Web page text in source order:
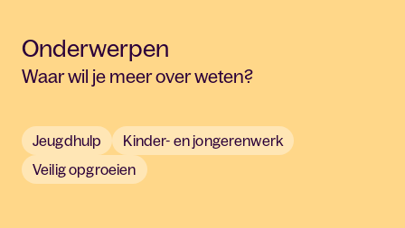
Onderwerpen
Waar wil je meer over weten?
Jeugdhulp
Kinder- en jongerenwerk
Veilig opgroeien